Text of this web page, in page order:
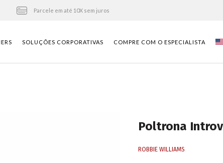
Parcele em até 10X sem juros
SOLUÇÕES CORPORATIVAS COMPRE COM O ESPECIALISTA
Poltrona
ROBBIE WILLIAMS